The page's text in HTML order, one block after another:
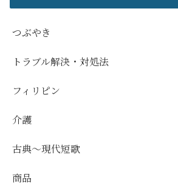
つぶやき
トラブル解決・対処法
フィリピン
介護
古典～現代短歌
商品